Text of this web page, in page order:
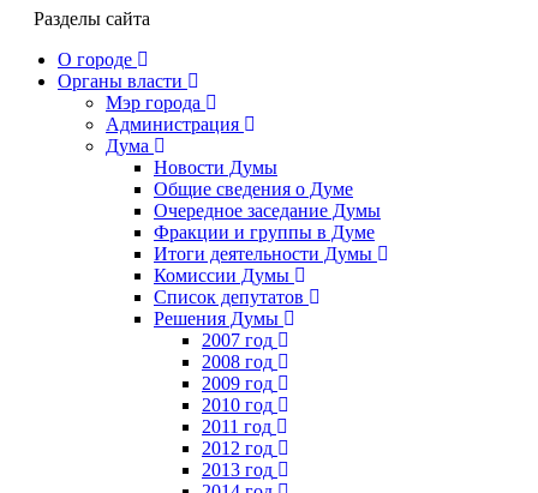
Разделы сайта
О городе
Органы власти
Мэр города
Администрация
Дума
Новости Думы
Общие сведения о Думе
Очередное заседание Думы
Фракции и группы в Думе
Итоги деятельности Думы
Комиссии Думы
Список депутатов
Решения Думы
2007 год
2008 год
2009 год
2010 год
2011 год
2012 год
2013 год